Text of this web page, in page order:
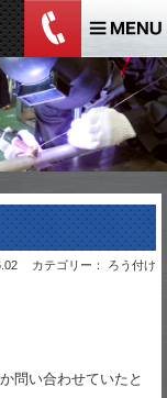
カテゴリー： ろう付け
問い合わせていたと